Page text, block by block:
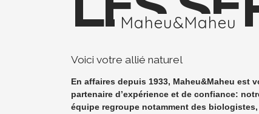
Maheu&Maheu
Voici votre allié naturel
En affaires depuis 1933, Maheu&Maheu est
partenaire d’expérience et de confiance:
équipe regroupe notamment des biologistes,